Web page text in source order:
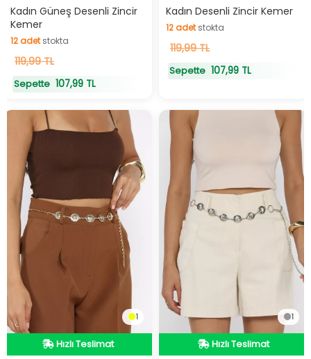
Hızlı Teslimat
Kadın Güneş Desenli Zincir
Kemer
12adetstokta
12adetstokta
119,99 TL
Sepette 107,99 TL
Hızlı Teslimat
Kadın Desenli Zincir Kemer
12adetstokta
12adetstokta
119,99 TL
Sepette 107,99 TL
1
Hızlı Teslimat
1
Hızlı Teslimat